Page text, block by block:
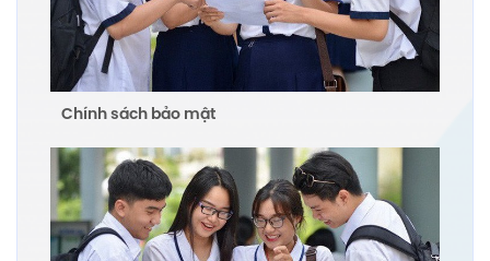
Chính sách bảo mật